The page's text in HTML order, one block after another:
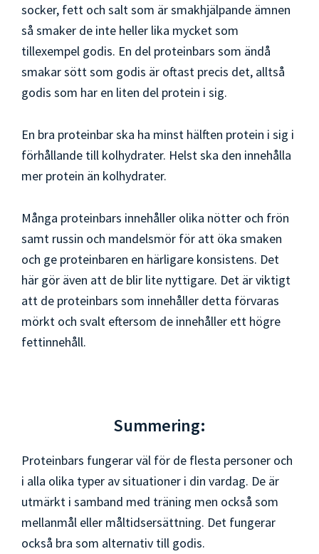
socker, fett och salt som är smakhjälpande ämnen
så smaker de inte heller lika mycket som
tillexempel godis. En del proteinbars som ändå
smakar sött som godis är oftast precis det, alltså
godis som har en liten del protein i sig.
En bra proteinbar ska ha minst hälften protein i sig i
förhållande till kolhydrater. Helst ska den innehålla
mer protein än kolhydrater.
Många proteinbars innehåller olika nötter och frön
samt russin och mandelsmör för att öka smaken
och ge proteinbaren en härligare konsistens. Det
här gör även att de blir lite nyttigare. Det är viktigt
att de proteinbars som innehåller detta förvaras
mörkt och svalt eftersom de innehåller ett högre
fettinnehåll.
Summering:
Proteinbars fungerar väl för de flesta personer och
i alla olika typer av situationer i din vardag. De är
utmärkt i samband med träning men också som
mellanmål eller måltidsersättning. Det fungerar
också bra som alternativ till godis.